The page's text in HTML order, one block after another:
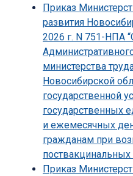
Приказ
развития
2026 г. N 751-НПА
министерства
Новосибирской
государственной
государственных
и ежемесячных
гражданам при
Приказ